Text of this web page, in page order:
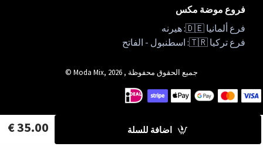
اضافة للسلة 35.00 €
فروع موضة مكس
فرع ألمانيا 🇩🇪: هيرنه
فرع تركيا 🇹🇷: اسطنبول - الفاتح
جميع الحقوق محفوظة , Moda Mix, 2026 ©